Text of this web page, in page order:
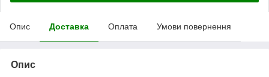
Опис Доставка Оплата Умови повернення
Опис